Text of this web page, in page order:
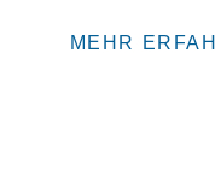
MEHR